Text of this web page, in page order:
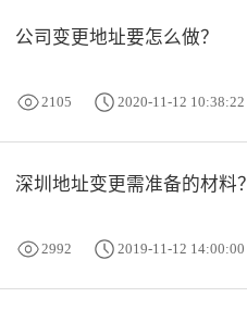
公司变更地址要怎么做？
2105 2020-11-12 10:38:22
深圳地址变更需准备的材料？
2992 2019-11-12 14:00:00